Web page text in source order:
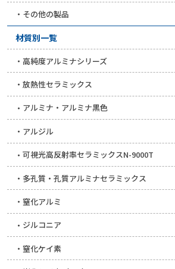
その他の製品
材質別一覧
高純度アルミナシリーズ
放熱性セラミックス
アルミナ・アルミナ黒色
アルジル
可視光高反射率セラミックスN-9000T
多孔質・孔質アルミナセラミックス
窒化アルミ
ジルコニア
窒化ケイ素